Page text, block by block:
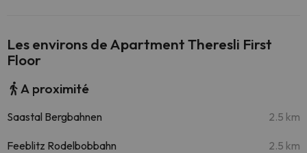
Les environs de Apartment Theresli First
Floor
A proximité
Saastal Bergbahnen 2.5 km
Feeblitz Rodelbobbahn 2.5 km